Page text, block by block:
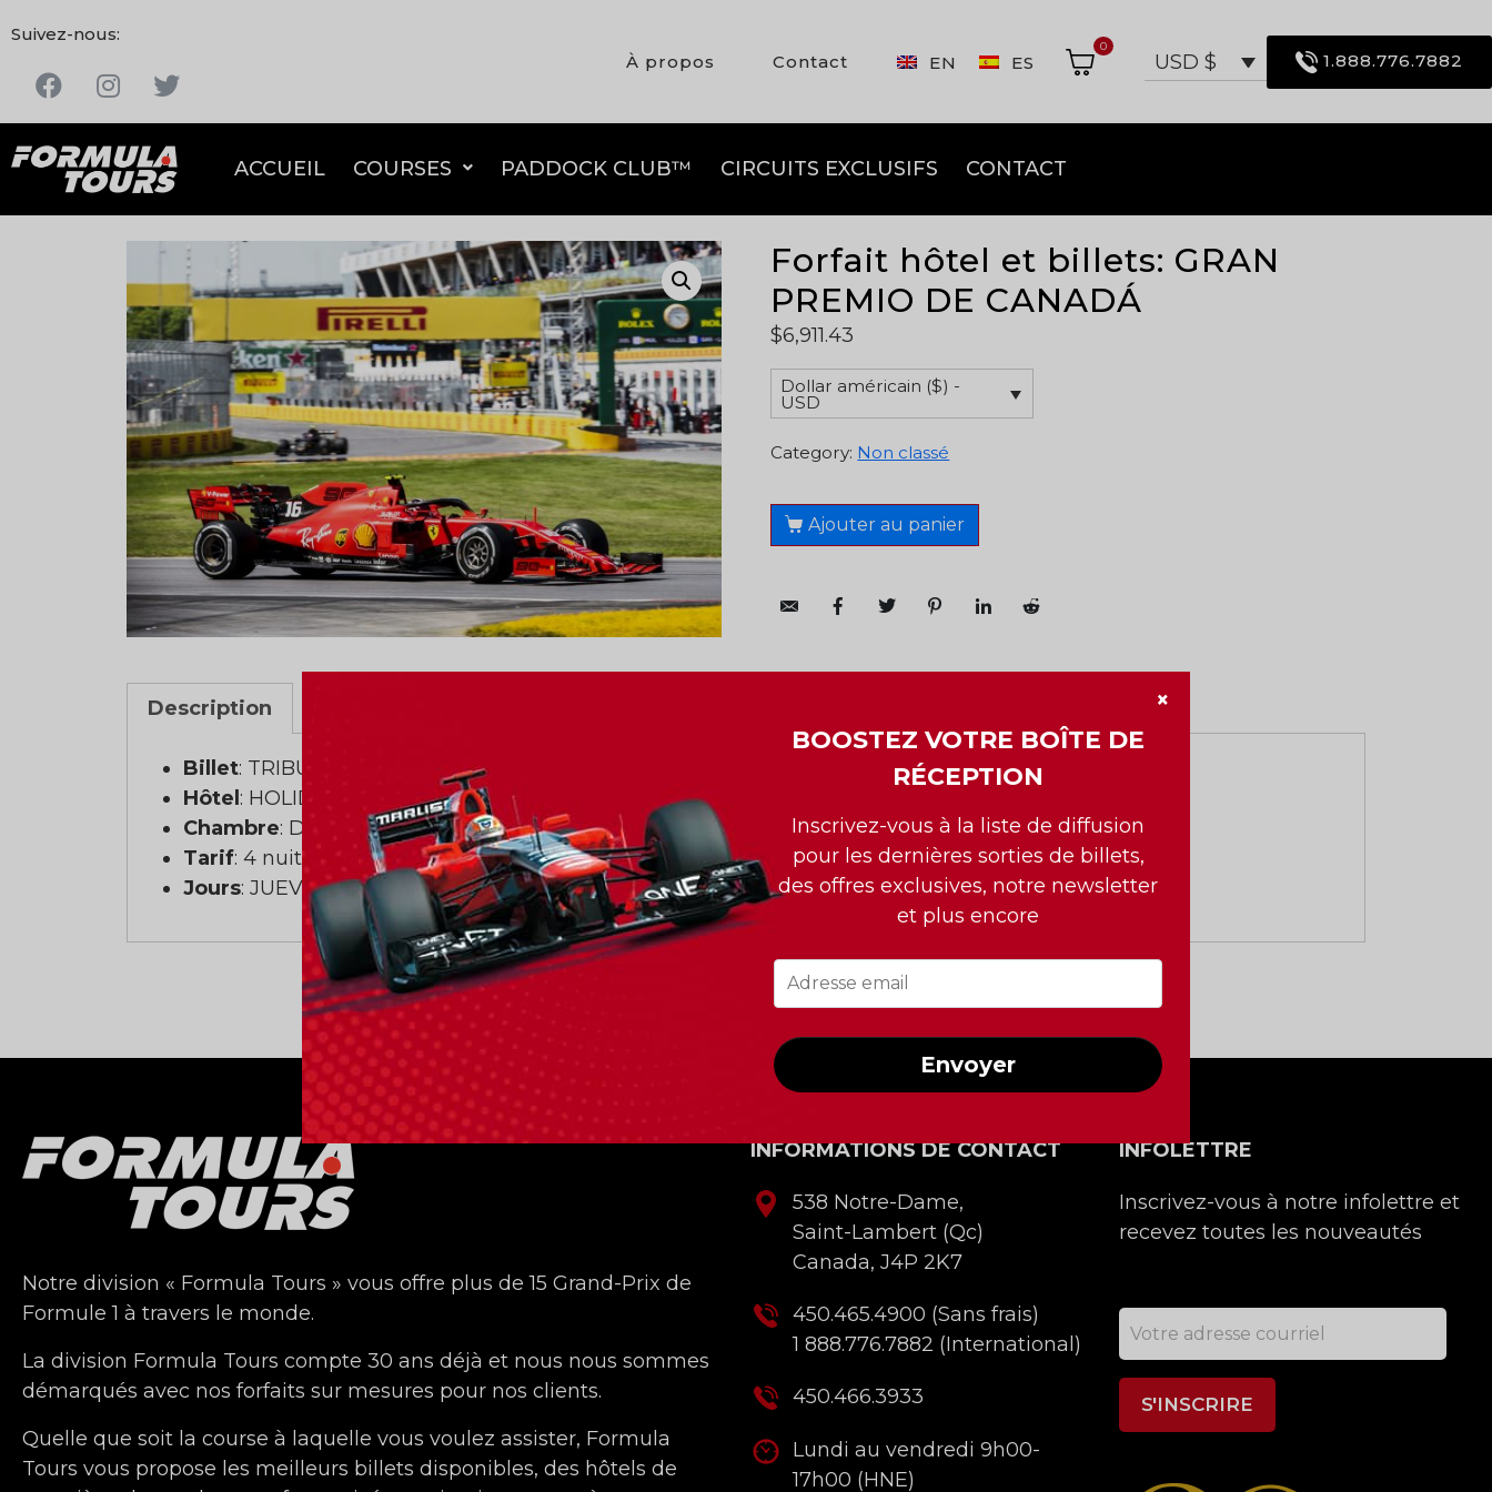
Suivez-nous:
À propos
Contact EN ES
0
USD $ 1.888.776.7882
ACCUEIL COURSES PADDOCK CLUB™ CIRCUITS EXCLUSIFS CONTACT
Forfait hôtel et billets: GRAN
PREMIO DE CANADÁ
$6,911.43
Dollar américain ($) -
USD
Category: Non classé
Ajouter au panier
Description
Billet: TRIBUNA 01
Hôtel: HOLIDAY INN MONTREAL DOWNTOWN
Chambre: Double (2 personnes)
Tarif: 4 nuits
Jours: JUEVES A LUNES
Notre division « Formula Tours » vous offre plus de 15 Grand-Prix de
Formule 1 à travers le monde.
La division Formula Tours compte 30 ans déjà et nous nous sommes
démarqués avec nos forfaits sur mesures pour nos clients.
Quelle que soit la course à laquelle vous voulez assister, Formula
Tours vous propose les meilleurs billets disponibles, des hôtels de
INFORMATIONS DE CONTACT
538 Notre-Dame,
Saint-Lambert (Qc)
Canada, J4P 2K7
450.465.4900 (Sans frais)
1 888.776.7882 (International)
450.466.3933
Lundi au vendredi 9h00-
17h00 (HNE)
INFOLETTRE
Inscrivez-vous à notre infolettre et
recevez toutes les nouveautés
×
BOOSTEZ VOTRE BOÎTE DE
RÉCEPTION
Inscrivez-vous à la liste de diffusion
pour les dernières sorties de billets,
des offres exclusives, notre newsletter
et plus encore
Envoyer